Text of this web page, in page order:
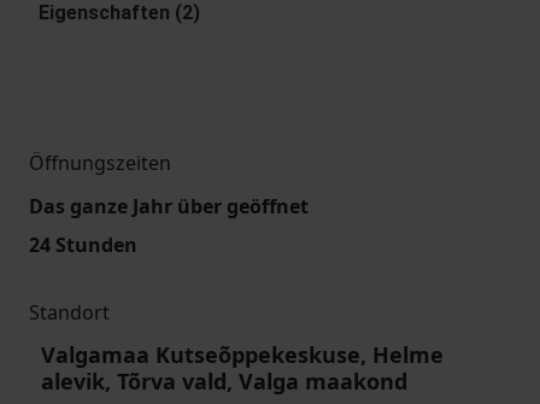
Eigenschaften (2)
Öffnungszeiten
Das ganze Jahr über geöffnet
24 Stunden
Standort
Valgamaa Kutseõppekeskuse, Helme
alevik, Tõrva vald, Valga maakond